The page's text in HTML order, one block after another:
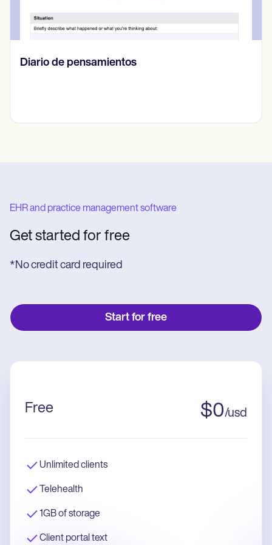
Diario de pensamientos
EHR and practice management software
Get started for free
*No credit card required
Start for free
Free $0/usd
Unlimited clients
Telehealth
1GB of storage
Client portal text